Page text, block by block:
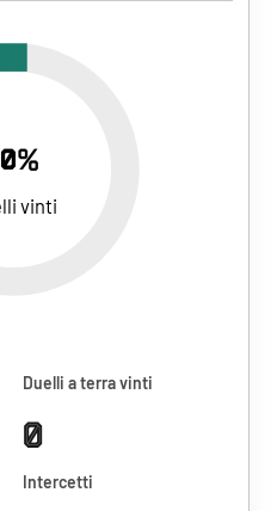
0%
Duelli vinti
Duelli a terra vinti
0
Intercetti